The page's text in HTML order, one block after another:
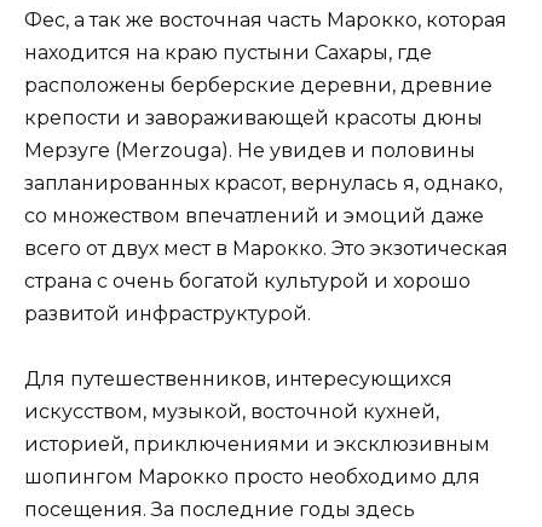
Фес, а так же восточная часть Марокко, которая
находится на краю пустыни Сахары, где
расположены берберские деревни, древние
крепости и завораживающей красоты дюны
Мерзуге (Merzouga). Не увидев и половины
запланированных красот, вернулась я, однако,
со множеством впечатлений и эмоций даже
всего от двух мест в Марокко. Это экзотическая
страна с очень богатой культурой и хорошо
развитой инфраструктурой.
Для путешественников, интересующихся
искусством, музыкой, восточной кухней,
историей, приключениями и эксклюзивным
шопингом Марокко просто необходимо для
посещения. За последние годы здесь